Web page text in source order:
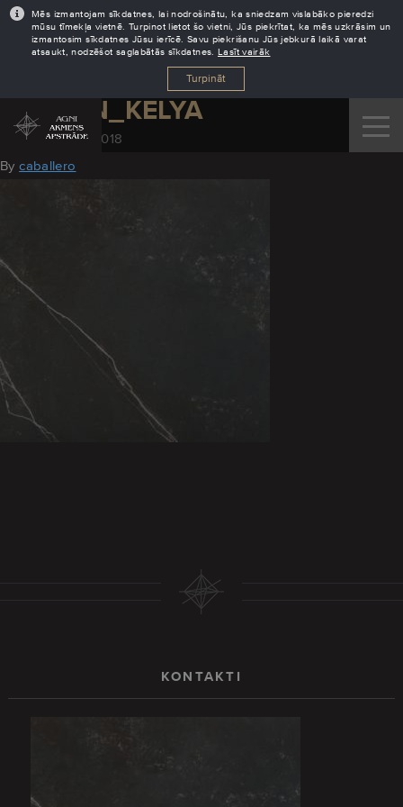
Mēs izmantojam sīkdatnes, lai nodrošinātu, ka sniedzam vislabāko pieredzi
mūsu tīmekļa vietnē. Turpinot lietot šo vietni, Jūs piekrītat, ka mēs uzkrāsim un
izmantosim sīkdatnes Jūsu ierīcē. Savu piekrišanu Jūs jebkurā laikā varat
atsaukt, nodzēšot saglabātās sīkdatnes. Lasīt vairāk
Turpināt
DEKTON_KELYA
November 28, 2018
Bycaballero
KONTAKTI